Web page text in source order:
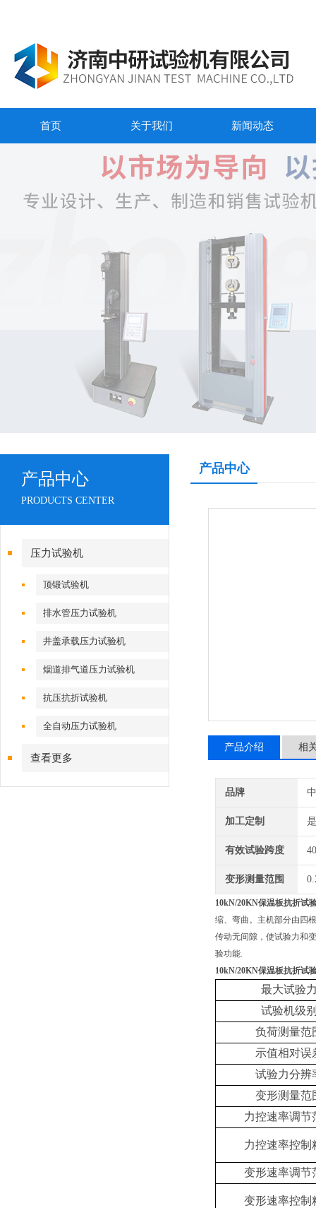
首页 关于我们 新闻动态
产品中心
PRODUCTS CENTER
压力试验机
顶锻试验机
排水管压力试验机
井盖承载压力试验机
烟道排气道压力试验机
抗压抗折试验机
全自动压力试验机
查看更多
产品中心
产品介绍 相
品牌
加工定制 是
有效试验跨度
变形测量范围
10kN/20KN保温板抗折试
缩、弯曲。主机部分由四
传动无间隙，使试验力和
验功能.
10kN/20KN保温板抗折试
最大试验
试验机级
负荷测量范
示值相对误
试验力分辨
变形测量范
力控速率调节
力控速率控制
变形速率调节
变形速率控制